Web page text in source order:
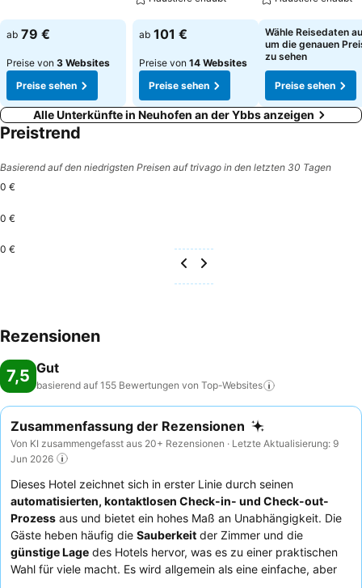
ab 79 €
Preise von 3 Websites
Preise sehen
Preise sehen
ab 101 €
Preise von 14 Websites
Preise sehen
Preise sehen
Wähle Reisedaten
um die genauen
zu sehen
Preise sehen
Alle Unterkünfte in Neuhofen an der Ybbs anzeigen
Preistrend
Basierend auf den niedrigsten Preisen auf trivago in den letzten 30 Tagen
0 €
0 €
0 €
Rezensionen
7,5 Gut
basierend auf 155 Bewertungen von Top-Websites
Zusammenfassung der Rezensionen
Von KI zusammengefasst aus 20+ Rezensionen · Letzte Aktualisierung: 9
Jun 2026
Dieses Hotel zeichnet sich in erster Linie durch seinen
automatisierten, kontaktlosen Check-in- und Check-out-
Prozess aus und bietet ein hohes Maß an Unabhängigkeit. Die
Gäste heben häufig die Sauberkeit der Zimmer und die
günstige Lage des Hotels hervor, was es zu einer praktischen
Wahl für viele macht. Es wird allgemein als eine einfache, aber